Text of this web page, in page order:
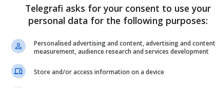
Telegrafi asks for your consent to use your
personal data for the following purposes:
Personalised advertising and content, advertising and content
measurement, audience research and services development
Store and/or access information on a device